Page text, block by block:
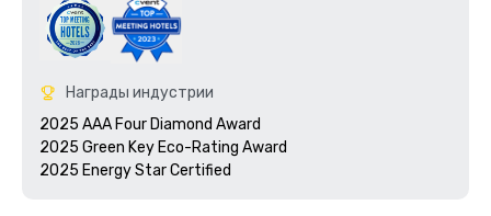
Награды индустрии
2025 AAA Four Diamond Award
2025 Green Key Eco-Rating Award